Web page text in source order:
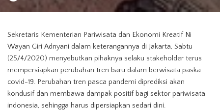
Sekretaris Kementerian Pariwisata dan Ekonomi Kreatif Ni
Wayan Giri Adnyani dalam keterangannya di Jakarta, Sabtu
(25/4/2020) menyebutkan pihaknya selaku stakeholder terus
mempersiapkan perubahan tren baru dalam berwisata paska
covid-19. Perubahan tren pasca pandemi diprediksi akan
kondusif dan membawa dampak positif bagi sektor pariwisata
indonesia, sehingga harus dipersiapkan sedari dini.